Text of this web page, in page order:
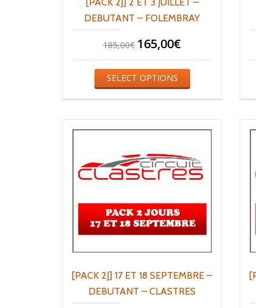
DEBUTANT – FOLEMBRAY
185,00€ 165,00€
SELECT OPTIONS
[PACK 2J] 17 ET 18 SEPTEMBRE –
DEBUTANT – CLASTRES